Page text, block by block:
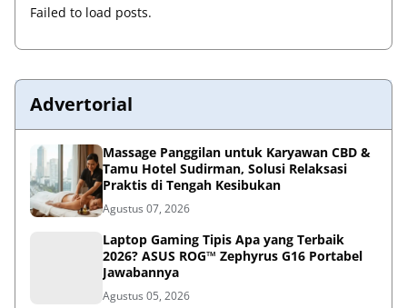
Failed to load posts.
Advertorial
Massage Panggilan untuk Karyawan CBD &
Tamu Hotel Sudirman, Solusi Relaksasi
Praktis di Tengah Kesibukan
Agustus 07, 2026
Laptop Gaming Tipis Apa yang Terbaik
2026? ASUS ROG™ Zephyrus G16 Portabel
Jawabannya
Agustus 05, 2026